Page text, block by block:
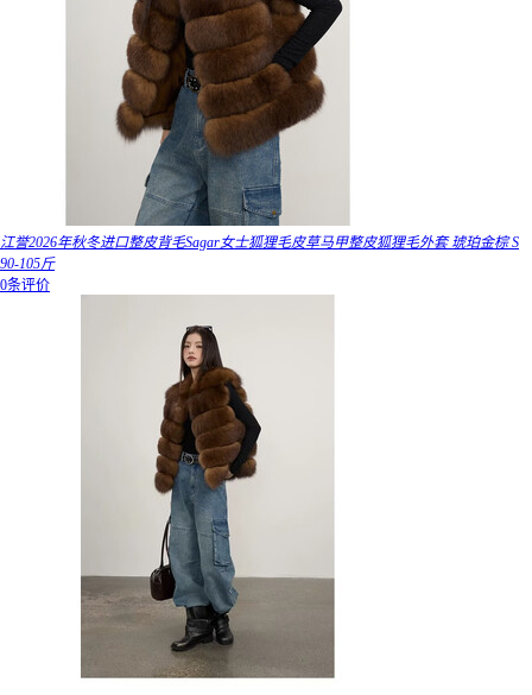
江誉2026年秋冬进口整皮背毛Sagar女士狐狸毛皮草马甲整皮狐狸毛外套 琥珀金棕 S
90-105斤
0条评价